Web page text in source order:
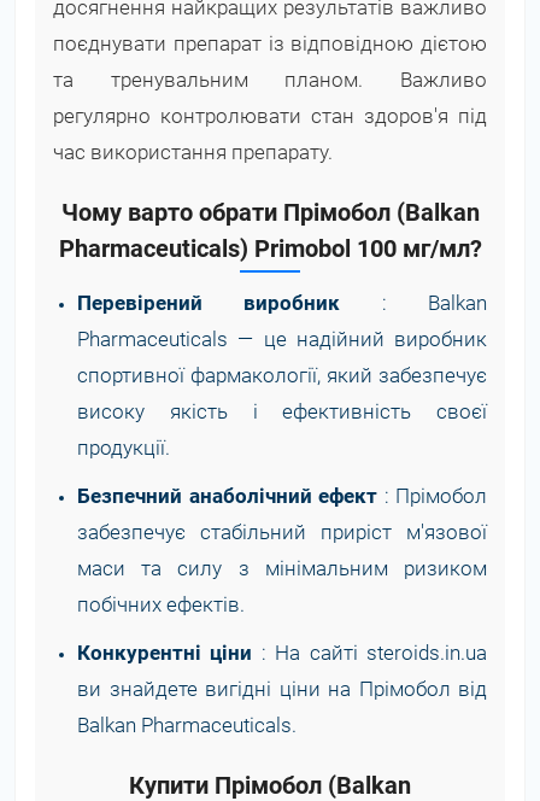
досягнення найкращих результатів важливо
поєднувати препарат із відповідною дієтою
та тренувальним планом. Важливо
регулярно контролювати стан здоров'я під
час використання препарату.
Чому варто обрати Прімобол (Balkan
Pharmaceuticals) Primobol 100 мг/мл?
Перевірений виробник : Balkan
Pharmaceuticals — це надійний виробник
спортивної фармакології, який забезпечує
високу якість і ефективність своєї
продукції.
Безпечний анаболічний ефект : Прімобол
забезпечує стабільний приріст м'язової
маси та силу з мінімальним ризиком
побічних ефектів.
Конкурентні ціни : На сайті steroids.in.ua
ви знайдете вигідні ціни на Прімобол від
Balkan Pharmaceuticals.
Купити Прімобол (Balkan